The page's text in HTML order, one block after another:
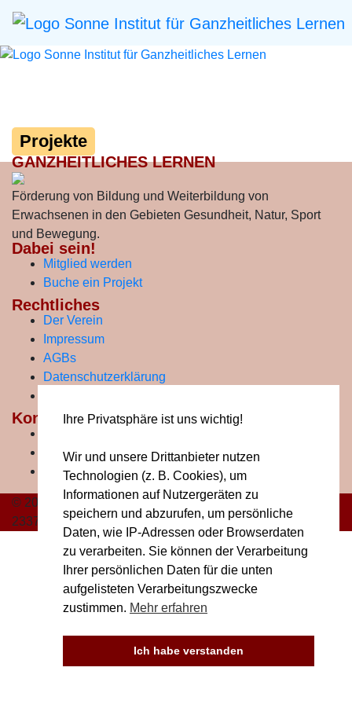
Projekte
GANZHEITLICHES LERNEN
Förderung von Bildung und Weiterbildung von
Erwachsenen in den Gebieten Gesundheit, Natur, Sport
und Bewegung.
Dabei sein!
Mitglied werden
Buche ein Projekt
Rechtliches
Der Verein
Impressum
AGBs
Datenschutzerklärung
Kontakt
Email: lisa@impuls.land
Telefon:+43 664 / 20 49 074
© 2026 Institut für Ganzheitliches Lernen | Verein ZVR
233761036
Ihre Privatsphäre ist uns wichtig!
Wir und unsere Drittanbieter nutzen
Technologien (z. B. Cookies), um
Informationen auf Nutzergeräten zu
speichern und abzurufen, um persönliche
Daten, wie IP-Adressen oder Browserdaten
zu verarbeiten. Sie können der Verarbeitung
Ihrer persönlichen Daten für die unten
aufgelisteten Verarbeitungszwecke
zustimmen. Mehr erfahren
Ich habe verstanden